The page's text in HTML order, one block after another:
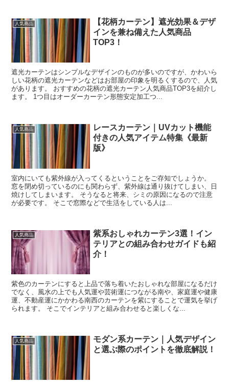
人気商品
【花柄カーテン】遮光効果＆デザ
インを兼ね備えた人気商品
TOP3！
遮光カーテンはシンプルなデザインのものが多いのですが、かわいら
しい花柄の遮光カーテンなどはお部屋の印象を明るくするので、人気
があります。 おすすめの花柄の遮光カーテン人気商品TOP3を紹介し
ます。 1つ目はオーダーカーテン形態安定加工つ...
人気商品
レースカーテン｜UVカット機能
付きの人気アイテム特集《最新
版》
室内にいても紫外線が入ってくるということをご存知でしょうか。
窓を閉め切っているのにも関わらず、紫外線は通り抜けてしまい、日
焼けしてしまいます。 そうなると将来、シミの原因になるので注意
が必要です。 そこで窓際などで生活をしている人は...
人気商品
紫系おしゃれカーテン3選！イン
テリアとの組み合わせガイドも紹
介！
紫色のカーテンにすると上品で落ち着いたおしゃれな部屋になるだけ
でなく、風水の上でも人気運や芸術運につながる南や、家庭運や健康
運、不動産運にかかわる南西のカーテンを紫にすることで運気を挙げ
られます。 そこでインテリアと組み合わせると楽しくな...
人気商品
モダン系カーテン｜人気デザイン
と選ぶ際のポイントを徹底解説！